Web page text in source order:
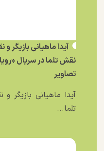
آیدا ماهیانی بازیگر و
نقش تلما در سریال
تصاویر
آیدا ماهیانی بازیگر
تلما...